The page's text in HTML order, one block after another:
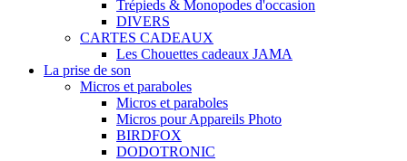
Trépieds & Monopodes d'occasion
DIVERS
CARTES CADEAUX
Les Chouettes cadeaux JAMA
La prise de son
Micros et paraboles
Micros et paraboles
Micros pour Appareils Photo
BIRDFOX
DODOTRONIC